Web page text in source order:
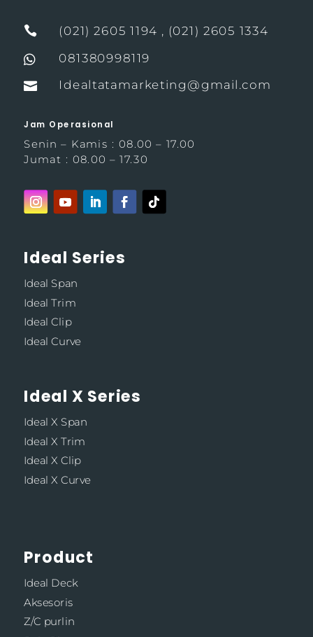
 (021) 2605 1194 , (021) 2605 1334
 081380998119
 Idealtatamarketing@gmail.com
Jam Operasional
Senin – Kamis : 08.00 – 17.00
Jumat : 08.00 – 17.30
Ideal Series
Ideal Span
Ideal Trim
Ideal Clip
Ideal Curve
Ideal X Series
Ideal X Span
Ideal X Trim
Ideal X Clip
Ideal X Curve
Product
Ideal Deck
Aksesoris
Z/C purlin